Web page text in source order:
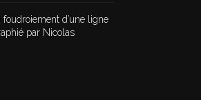
d’une ligne
par Nicolas